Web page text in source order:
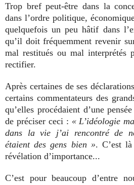
Trop bref peut-être dans la
dans l’ordre politique,
quelquefois un peu hâtif dans
qu’il doit fréquemment revenir
mal restitués ou mal interprétés
rectifier.
Après certaines de ses
certains commentateurs des
qu’elles procédaient d’une
de préciser ceci : « L’idéologie
dans la vie j’ai rencontré de
étaient des gens bien ». C’est
révélation d’importance...
C’est pour beaucoup d’entre